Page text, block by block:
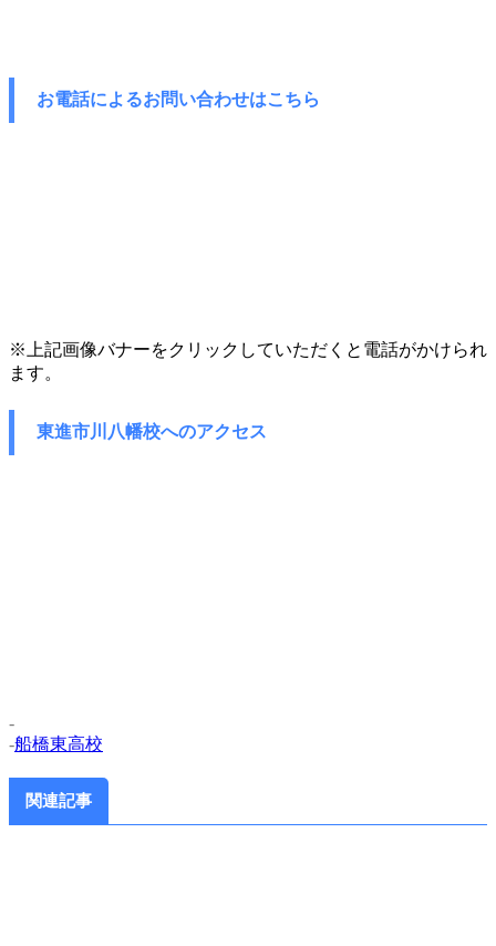
お電話によるお問い合わせはこちら
※上記画像バナーをクリックしていただくと電話がかけられ
ます。
東進市川八幡校へのアクセス
-
-船橋東高校
関連記事